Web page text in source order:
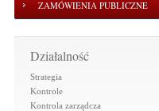
ZAMÓWIENIA PUBLICZNE
Działalność
Strategia
Kontrole
Kontrola zarządcza